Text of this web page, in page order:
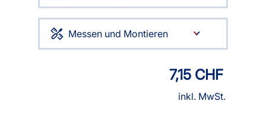
Messen und Montieren
7,15 CHF
inkl. MwSt.